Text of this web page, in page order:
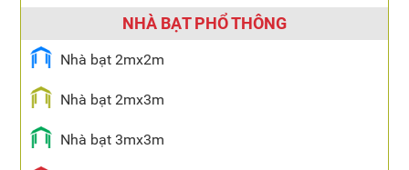
NHÀ BẠT PHỔ THÔNG
Nhà bạt 2mx2m
Nhà bạt 2mx3m
Nhà bạt 3mx3m